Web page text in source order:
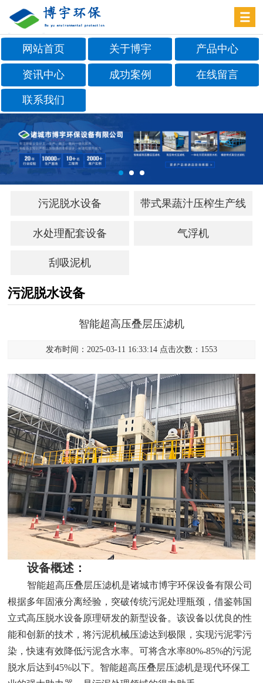
网站首页 关于博宇 产品中心
资讯中心 成功案例 在线留言
联系我们
污泥脱水设备 带式果蔬汁压榨生产线
水处理配套设备 气浮机
刮吸泥机
污泥脱水设备
智能超高压叠层压滤机
发布时间：2025-03-11 16:33:14 点击次数：1553
设备概述：
智能超高压叠层压滤机是诸城市博宇环保设备有限公司
根据多年固液分离经验，突破传统污泥处理瓶颈，借鉴韩国
立式高压脱水设备原理研发的新型设备。该设备以优良的性
能和创新的技术，将污泥机械压滤达到极限，实现污泥零污
染，快速有效降低污泥含水率。可将含水率80%-85%的污泥
脱水后达到45%以下。智能超高压叠层压滤机是现代环保工